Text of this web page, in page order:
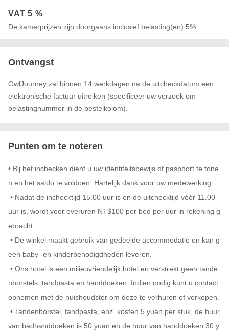
VAT5 %
De kamerprijzen zijn doorgaans inclusief belasting(en).5%
Ontvangst
OwlJourney zal binnen 14 werkdagen na de uitcheckdatum een ​​
elektronische factuur uitreiken (specificeer uw verzoek om
belastingnummer in de bestelkolom).
Punten om te noteren
• Bij het inchecken dient u uw identiteitsbewijs of paspoort te tone
n en het saldo te voldoen. Hartelijk dank voor uw medewerking.
uur is, wordt voor overuren NT$100 per bed per uur in rekening g
ebracht.
een baby- en kinderbenodigdheden leveren.
nborstels, tandpasta en handdoeken. Indien nodig kunt u contact
opnemen met de huishoudster om deze te verhuren of verkopen.
van badhanddoeken is 50 yuan en de huur van handdoeken 30 y